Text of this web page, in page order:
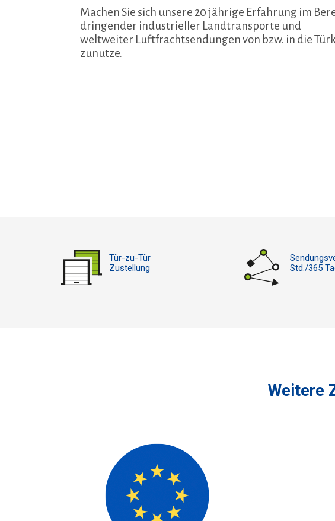
Machen Sie sich unsere 20 jährige Erfahrung im
dringender industrieller Landtransporte und
weltweiter Luftfrachtsendungen von bzw. in die
zunutze.
Tür-zu-Tür
Zustellung
Std./365
Weitere